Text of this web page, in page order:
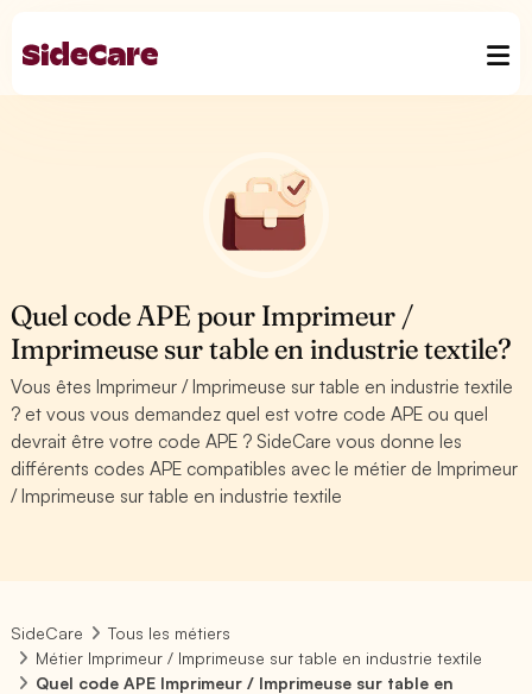
Quel code APE pour Imprimeur /
Imprimeuse sur table en industrie textile?
Vous êtes Imprimeur / Imprimeuse sur table en industrie textile
? et vous vous demandez quel est votre code APE ou quel
devrait être votre code APE ? SideCare vous donne les
différents codes APE compatibles avec le métier de Imprimeur
/ Imprimeuse sur table en industrie textile
SideCare
Tous les métiers
Métier Imprimeur / Imprimeuse sur table en industrie textile
Quel code APE Imprimeur / Imprimeuse sur table en